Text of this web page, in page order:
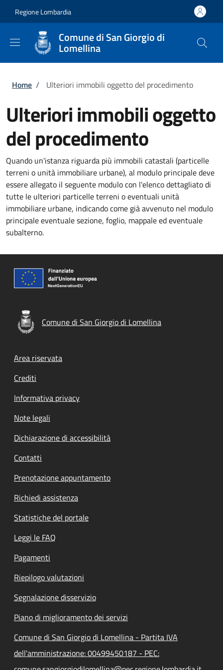
Regione Lombardia
Comune di San Giorgio di
Lomellina
Briciole di pane
Home / Ulteriori immobili oggetto del procedimento
Ulteriori immobili oggetto
del procedimento
Quando un'istanza riguarda più immobili catastali (particelle
terreni o unità immobiliare urbane), al modulo principale deve
essere allegato il seguente modulo con l'elenco dettagliato di
tutte le ulteriori particelle terreni o eventuali unità
immobiliare urbane, indicando come già avvenuto nel modulo
principale eventuale sezione, foglio, mappale ed eventuale
subalterno.
Comune di San Giorgio di Lomellina
Footer menu
Area riservata
Crediti
Informativa privacy
Note legali
Dichiarazione di accessibilità
Contatti
Prenotazione appuntamento
Richiedi assistenza
Statistiche del portale
Leggi le FAQ
Pagamenti
Riepilogo valutazioni
Segnalazione disservizio
Piano di miglioramento dei servizi
Comune di San Giorgio di Lomellina - Partita IVA
dell'amministrazione: 00499450187 - PEC: